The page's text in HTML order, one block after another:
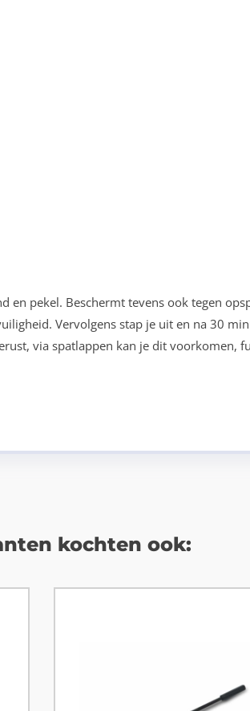
en pekel. Beschermt tevens ook tegen
Vervolgens stap je uit en na 30
via spatlappen kan je dit voorkomen,
kochten ook: